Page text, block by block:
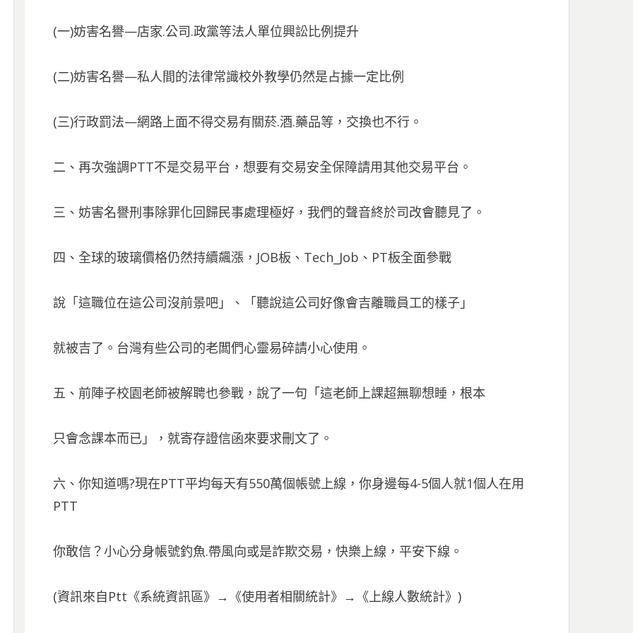
(一)妨害名譽—店家.公司.政黨等法人單位興訟比例提升
(二)妨害名譽—私人間的法律常識校外教學仍然是占據一定比例
(三)行政罰法—網路上面不得交易有關菸.酒.藥品等，交換也不行。
二、再次強調PTT不是交易平台，想要有交易安全保障請用其他交易平台。
三、妨害名譽刑事除罪化回歸民事處理極好，我們的聲音終於司改會聽見了。
四、全球的玻璃價格仍然持續飆漲，JOB板、Tech_Job、PT板全面參戰
說「這職位在這公司沒前景吧」、「聽說這公司好像會吉離職員工的樣子」
就被吉了。台灣有些公司的老闆們心靈易碎請小心使用。
五、前陣子校園老師被解聘也參戰，說了一句「這老師上課超無聊想睡，根本
只會念課本而已」，就寄存證信函來要求刪文了。
六、你知道嗎?現在PTT平均每天有550萬個帳號上線，你身邊每4-5個人就1個人在用
PTT
你敢信？小心分身帳號釣魚.帶風向或是詐欺交易，快樂上線，平安下線。
(資訊來自Ptt《系統資訊區》→《使用者相關統計》→《上線人數統計》)